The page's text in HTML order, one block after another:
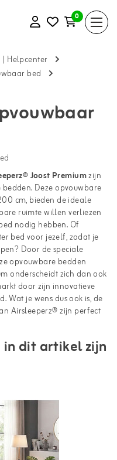
0
| Helpcenter
bed
Joost Premiumzijn
Deze opvouwbare
cm, bieden de ideale
ruimte willen verliezen
nodig hebben. Of
bed voor jezelf, zodat je
Door de speciale
opvouwbare bedden
onderscheidt zich dan ook
door zijn innovatieve
Wat je wens dus ook is, de
Airsleeperz® zijn perfect
dit artikel zijn